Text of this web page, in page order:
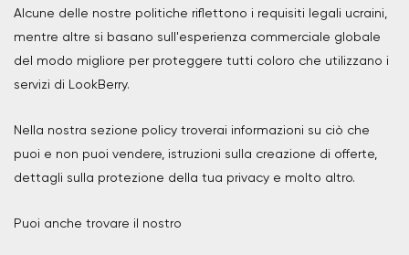
Alcune delle nostre politiche riflettono i requisiti legali ucraini,
mentre altre si basano sull'esperienza commerciale globale
del modo migliore per proteggere tutti coloro che utilizzano i
servizi di LookBerry.
Nella nostra sezione policy troverai informazioni su ciò che
puoi e non puoi vendere, istruzioni sulla creazione di offerte,
dettagli sulla protezione della tua privacy e molto altro.
Puoi anche trovare il nostro